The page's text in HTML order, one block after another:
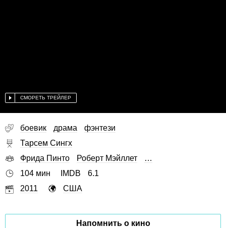
СМОРЕТЬ ТРЕЙЛЕР
боевик драма
фэнтези
Тарсем Сингх
Фрида Пинто
Роберт Мэйллет
…
104 мин
IMDB
6.1
2011
США
Напомнить о кино